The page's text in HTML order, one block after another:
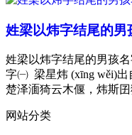
姓梁以炜字结尾的男
姓梁以炜字结尾的男孩
字㈠ 梁星炜 (xīng wěi)
楚泽湎猗云木偃，炜斯
网站分类